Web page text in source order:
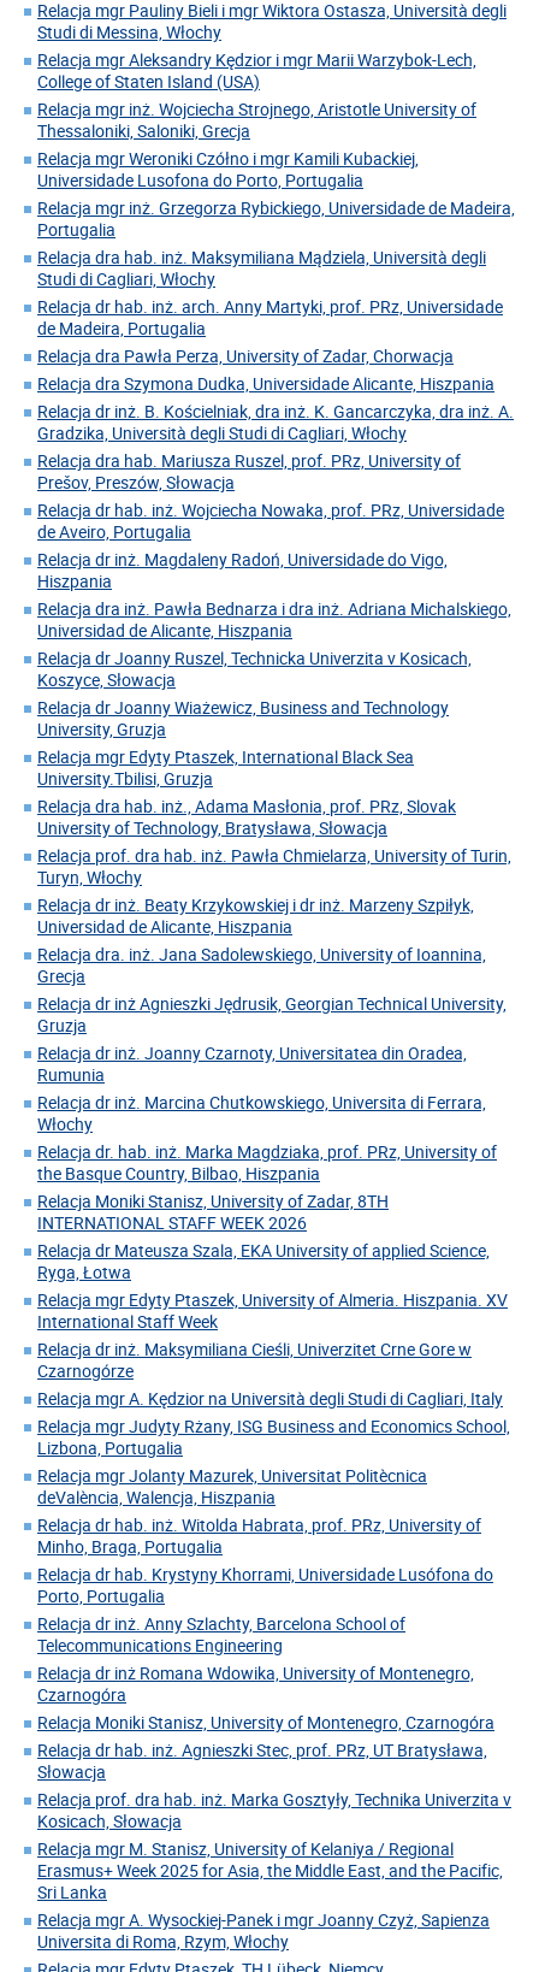
Relacja mgr Pauliny Bieli i mgr Wiktora Ostasza, Università degli
Studi di Messina, Włochy
Relacja mgr Aleksandry Kędzior i mgr Marii Warzybok-Lech,
College of Staten Island (USA)
Relacja mgr inż. Wojciecha Strojnego, Aristotle University of
Thessaloniki, Saloniki, Grecja
Relacja mgr Weroniki Czółno i mgr Kamili Kubackiej,
Universidade Lusofona do Porto, Portugalia
Relacja mgr inż. Grzegorza Rybickiego, Universidade de Madeira,
Portugalia
Relacja dra hab. inż. Maksymiliana Mądziela, Università degli
Studi di Cagliari, Włochy
Relacja dr hab. inż. arch. Anny Martyki, prof. PRz, Universidade
de Madeira, Portugalia
Relacja dra Pawła Perza, University of Zadar, Chorwacja
Relacja dra Szymona Dudka, Universidade Alicante, Hiszpania
Relacja dr inż. B. Kościelniak, dra inż. K. Gancarczyka, dra inż. A.
Gradzika, Università degli Studi di Cagliari, Włochy
Relacja dra hab. Mariusza Ruszel, prof. PRz, University of
Prešov, Preszów, Słowacja
Relacja dr hab. inż. Wojciecha Nowaka, prof. PRz, Universidade
de Aveiro, Portugalia
Relacja dr inż. Magdaleny Radoń, Universidade do Vigo,
Hiszpania
Relacja dra inż. Pawła Bednarza i dra inż. Adriana Michalskiego,
Universidad de Alicante, Hiszpania
Relacja dr Joanny Ruszel, Technicka Univerzita v Kosicach,
Koszyce, Słowacja
Relacja dr Joanny Wiażewicz, Business and Technology
University, Gruzja
Relacja mgr Edyty Ptaszek, International Black Sea
University.Tbilisi, Gruzja
Relacja dra hab. inż., Adama Masłonia, prof. PRz, Slovak
University of Technology, Bratysława, Słowacja
Relacja prof. dra hab. inż. Pawła Chmielarza, University of Turin,
Turyn, Włochy
Relacja dr inż. Beaty Krzykowskiej i dr inż. Marzeny Szpiłyk,
Universidad de Alicante, Hiszpania
Relacja dra. inż. Jana Sadolewskiego, University of Ioannina,
Grecja
Relacja dr inż Agnieszki Jędrusik, Georgian Technical University,
Gruzja
Relacja dr inż. Joanny Czarnoty, Universitatea din Oradea,
Rumunia
Relacja dr inż. Marcina Chutkowskiego, Universita di Ferrara,
Włochy
Relacja dr. hab. inż. Marka Magdziaka, prof. PRz, University of
the Basque Country, Bilbao, Hiszpania
Relacja Moniki Stanisz, University of Zadar, 8TH
INTERNATIONAL STAFF WEEK 2026
Relacja dr Mateusza Szala, EKA University of applied Science,
Ryga, Łotwa
Relacja mgr Edyty Ptaszek, University of Almeria. Hiszpania. XV
International Staff Week
Relacja dr inż. Maksymiliana Cieśli, Univerzitet Crne Gore w
Czarnogórze
Relacja mgr A. Kędzior na Università degli Studi di Cagliari, Italy
Relacja mgr Judyty Rżany, ISG Business and Economics School,
Lizbona, Portugalia
Relacja mgr Jolanty Mazurek, Universitat Politècnica
deValència, Walencja, Hiszpania
Relacja dr hab. inż. Witolda Habrata, prof. PRz, University of
Minho, Braga, Portugalia
Relacja dr hab. Krystyny Khorrami, Universidade Lusófona do
Porto, Portugalia
Relacja dr inż. Anny Szlachty, Barcelona School of
Telecommunications Engineering
Relacja dr inż Romana Wdowika, University of Montenegro,
Czarnogóra
Relacja Moniki Stanisz, University of Montenegro, Czarnogóra
Relacja dr hab. inż. Agnieszki Stec, prof. PRz, UT Bratysława,
Słowacja
Relacja prof. dra hab. inż. Marka Gosztyły, Technika Univerzita v
Kosicach, Słowacja
Relacja mgr M. Stanisz, University of Kelaniya / Regional
Erasmus+ Week 2025 for Asia, the Middle East, and the Pacific,
Sri Lanka
Relacja mgr A. Wysockiej-Panek i mgr Joanny Czyż, Sapienza
Universita di Roma, Rzym, Włochy